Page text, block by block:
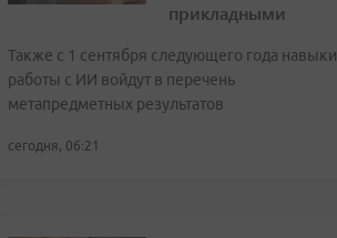
прикладными
Также с 1 сентября следующего года навыки
работы с ИИ войдут в перечень
метапредметных результатов
сегодня, 06:21